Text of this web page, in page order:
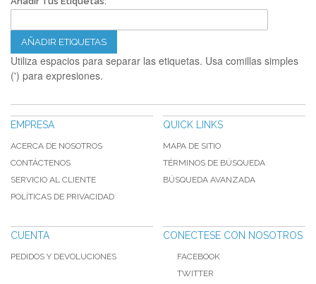
AÑADIR ETIQUETAS
Utiliza espacios para separar las etiquetas. Usa comillas simples
(') para expresiones.
EMPRESA
ACERCA DE NOSOTROS
CONTÁCTENOS
SERVICIO AL CLIENTE
POLÍTICAS DE PRIVACIDAD
QUICK LINKS
MAPA DE SITIO
TÉRMINOS DE BÚSQUEDA
BÚSQUEDA AVANZADA
CUENTA
PEDIDOS Y DEVOLUCIONES
CONECTESE CON NOSOTROS
FACEBOOK
TWITTER